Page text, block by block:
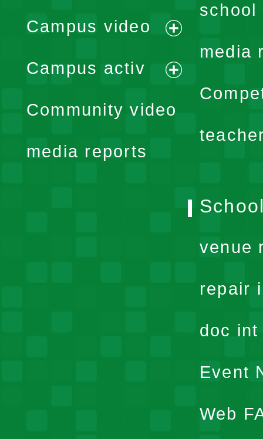
school
media
Campus video
expand
menu
Campus activ
expand
Community video
media reports
venue
repair
doc
Event
Web